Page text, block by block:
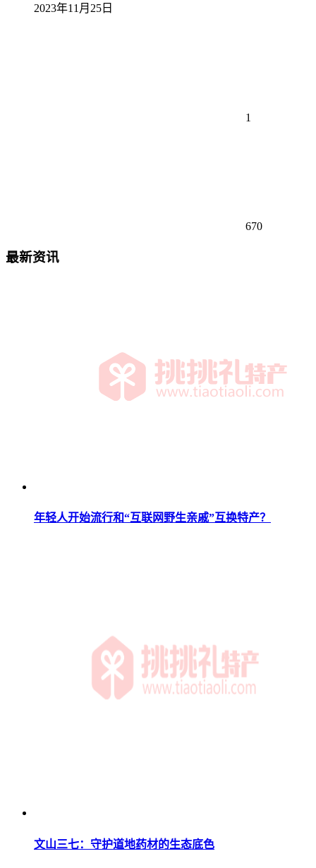
2023年11月25日
1
670
最新资讯
年轻人开始流行和“互联网野生亲戚”互换特产？
文山三七：守护道地药材的生态底色